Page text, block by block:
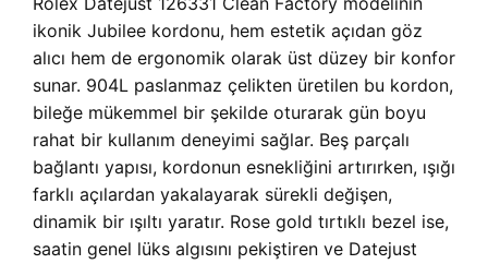
ikonik Jubilee kordonu, hem estetik açıdan göz
alıcı hem de ergonomik olarak üst düzey bir konfor
sunar. 904L paslanmaz çelikten üretilen bu kordon,
bileğe mükemmel bir şekilde oturarak gün boyu
rahat bir kullanım deneyimi sağlar. Beş parçalı
bağlantı yapısı, kordonun esnekliğini artırırken, ışığı
farklı açılardan yakalayarak sürekli değişen,
dinamik bir ışıltı yaratır. Rose gold tırtıklı bezel ise,
saatin genel lüks algısını pekiştiren ve Datejust